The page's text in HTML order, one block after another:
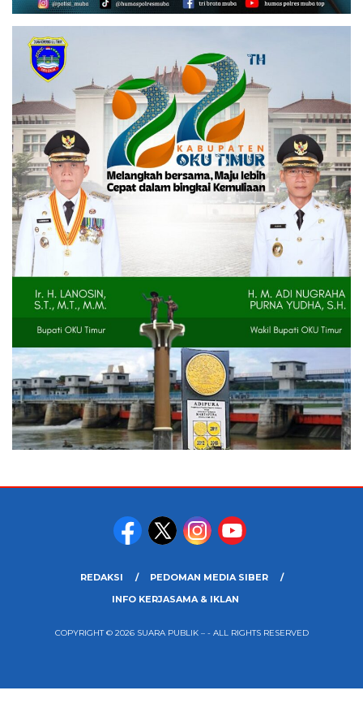
REDAKSI
PEDOMAN MEDIA SIBER
INFO KERJASAMA & IKLAN
COPYRIGHT © 2026 SUARA PUBLIK – - ALL RIGHTS RESERVED